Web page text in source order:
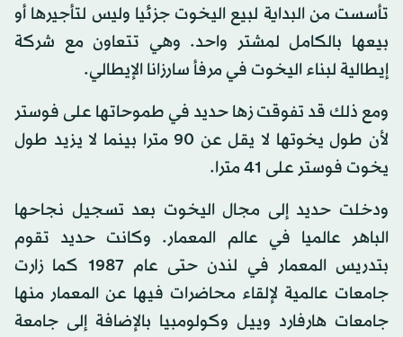
تأسست من البداية لبيع اليخوت جزئيا وليس لتأجيرها أو
بيعها بالكامل لمشتر واحد. وهي تتعاون مع شركة
إيطالية لبناء اليخوت في مرفأ سارزانا الإيطالي.
ومع ذلك قد تفوقت زها حديد في طموحاتها على فوستر
لأن طول يخوتها لا يقل عن 90 مترا بينما لا يزيد طول
يخوت فوستر على 41 مترا.
ودخلت حديد إلى مجال اليخوت بعد تسجيل نجاحها
الباهر عالميا في عالم المعمار. وكانت حديد تقوم
بتدريس المعمار في لندن حتى عام 1987 كما زارت
جامعات عالمية لإلقاء محاضرات فيها عن المعمار منها
جامعات هارفارد وييل وكولومبيا بالإضافة إلى جامعة